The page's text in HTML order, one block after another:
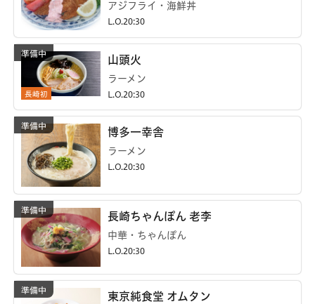
アジフライ・海鮮丼
L.O.20:30
長崎初
山頭火
ラーメン
L.O.20:30
博多一幸舎
ラーメン
L.O.20:30
長崎ちゃんぽん 老李
中華・ちゃんぽん
L.O.20:30
東京純食堂 オムタン